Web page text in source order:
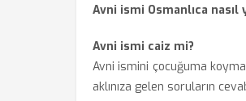
Avni ismi Osmanlıca nasıl
Avni ismi caiz mi?
Avni ismini çocuğuma
aklınıza gelen soruların